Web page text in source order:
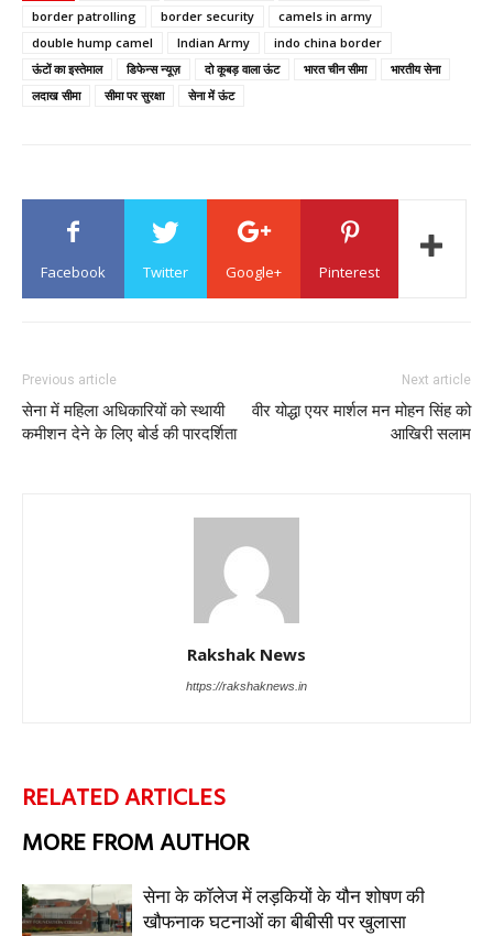
border patrolling
border security
camels in army
double hump camel
Indian Army
indo china border
ऊंटों का इस्तेमाल
डिफेन्स न्यूज़ दो कूबड़ वाला ऊंट भारत चीन सीमा
भारतीय सेना
लदाख सीमा
सीमा पर सुरक्षा सेना में ऊंट
Facebook Twitter Google+ Pinterest
Previous article
सेना में महिला अधिकारियों को स्थायी
कमीशन देने के लिए बोर्ड की पारदर्शिता
Next article
वीर योद्धा एयर मार्शल मन मोहन सिंह को
आखिरी सलाम
Rakshak News
https://rakshaknews.in
RELATED ARTICLES
MORE FROM AUTHOR
सेना के कॉलेज में लड़कियों के यौन शोषण की
खौफनाक घटनाओं का बीबीसी पर खुलासा